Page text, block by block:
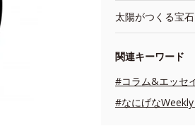
太陽がつくる宝
関連キーワード
#コラム&エッセ
#なにげな